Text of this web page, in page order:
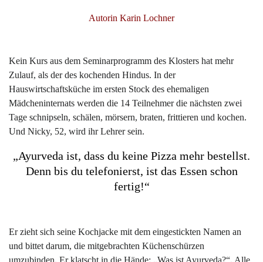
Autorin Karin Lochner
Kein Kurs aus dem Seminarprogramm des Klosters hat mehr
Zulauf, als der des kochenden Hindus. In der
Hauswirtschaftsküche im ersten Stock des ehemaligen
Mädcheninternats werden die 14 Teilnehmer die nächsten zwei
Tage schnipseln, schälen, mörsern, braten, frittieren und kochen.
Und Nicky, 52, wird ihr Lehrer sein.
„Ayurveda ist, dass du keine Pizza mehr bestellst.
Denn bis du telefonierst, ist das Essen schon
fertig!“
Er zieht sich seine Kochjacke mit dem eingestickten Namen an
und bittet darum, die mitgebrachten Küchenschürzen
umzubinden. Er klatscht in die Hände: „Was ist Ayurveda?“. Alle